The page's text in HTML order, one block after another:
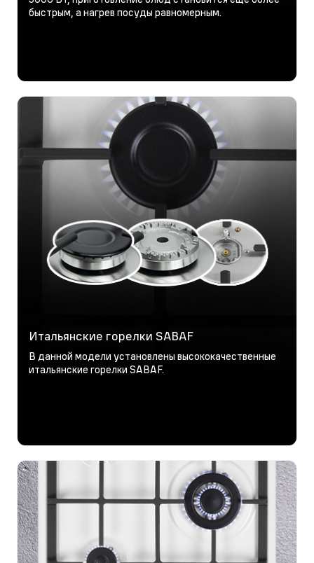
быстрым, а нагрев посуды равномерным.
Итальянские горелки SABAF
В данной модели установлены высококачественные
итальянские горелки SABAF.